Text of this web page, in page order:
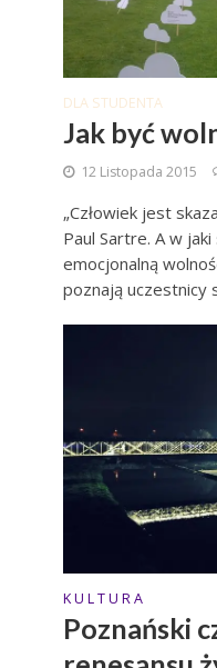
DLA STUDENTA
Jak być
12 Listopada 2015
„Człowiek jest
Paul Sartre. A w
emocjonalną
poznają uczestnicy
K U L T U R A
Poznański